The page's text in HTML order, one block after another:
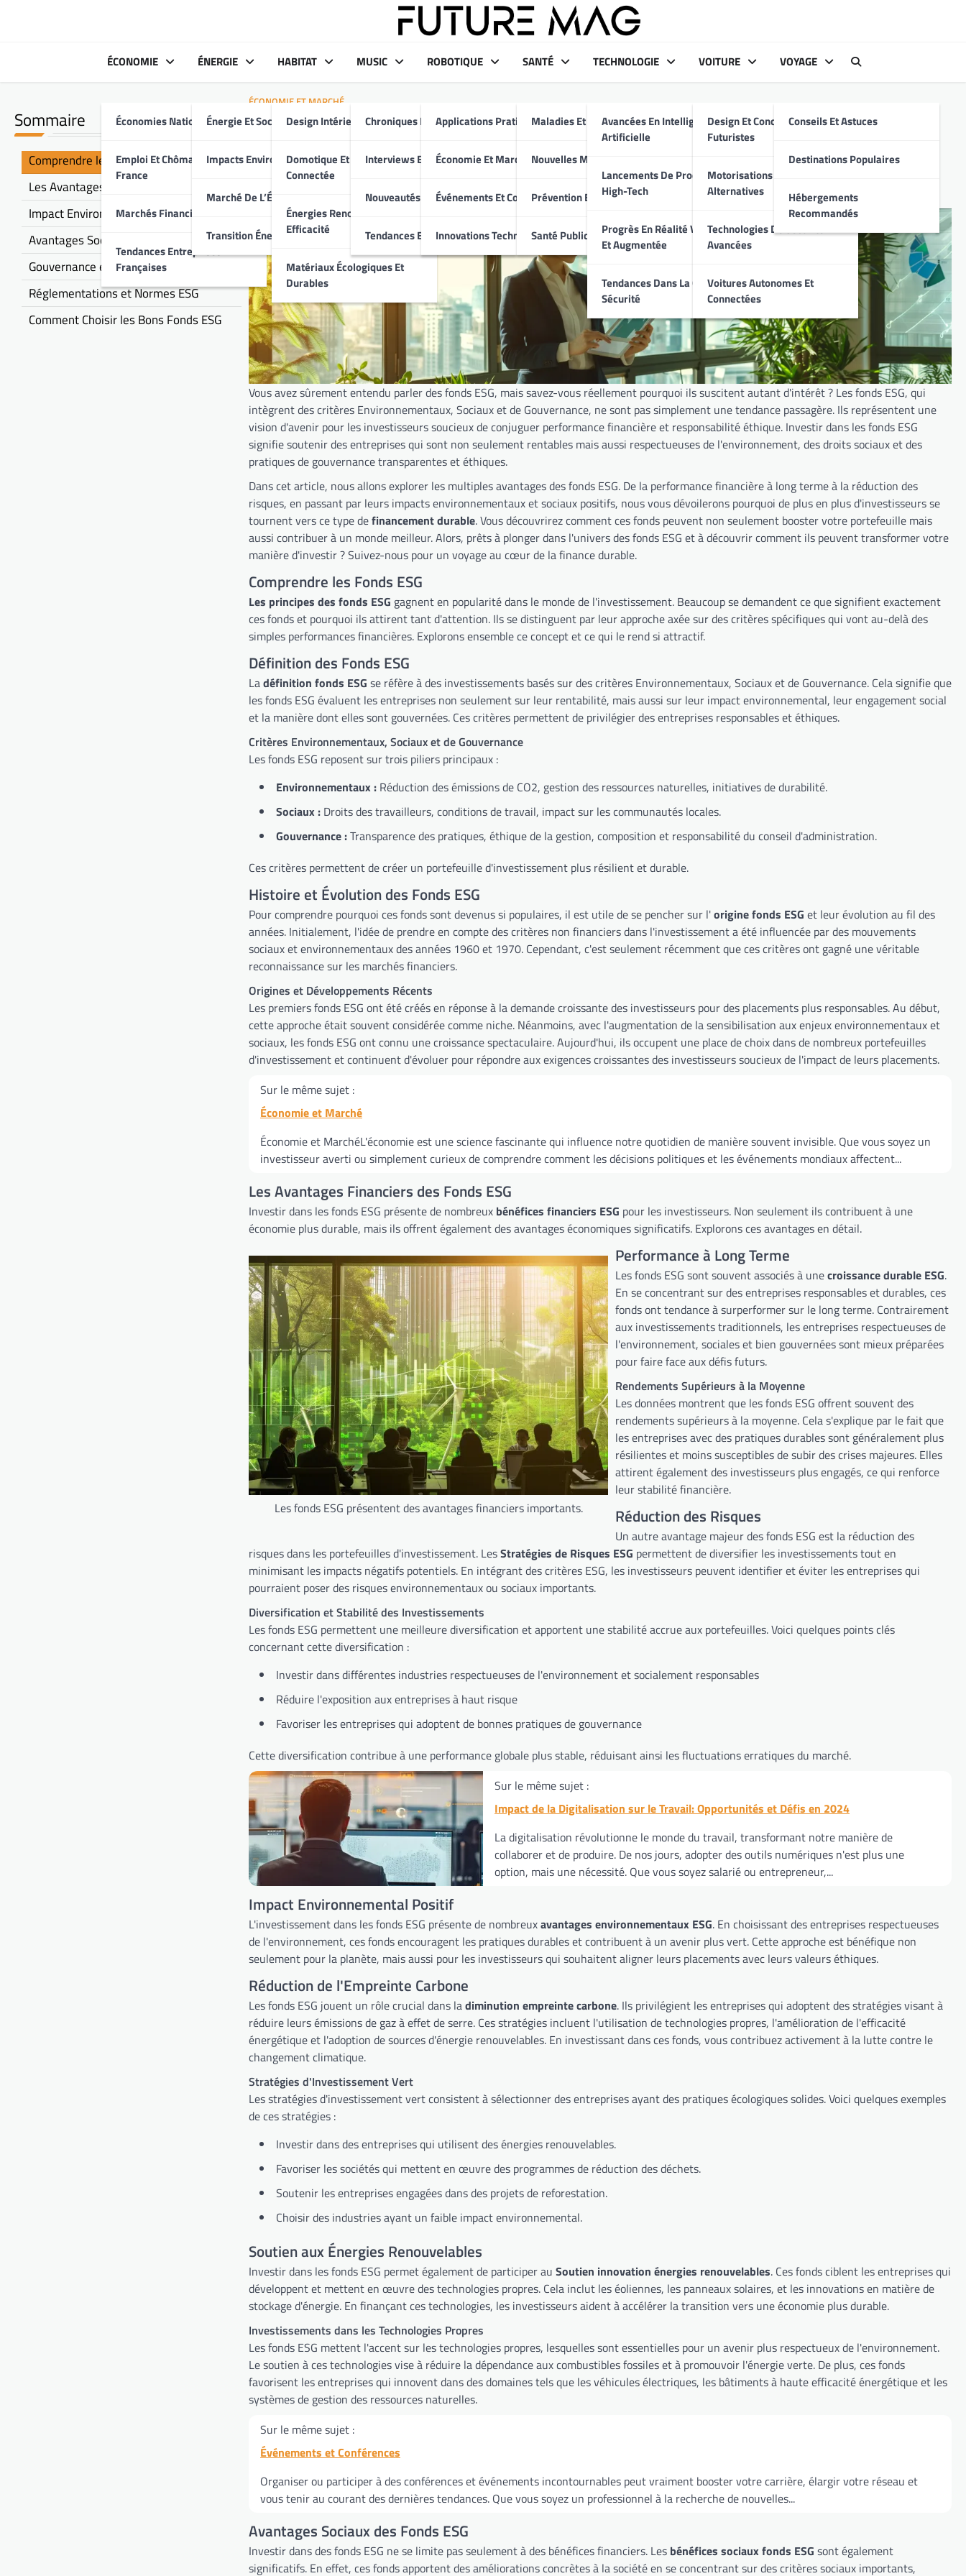
ÉCONOMIE
Économies Nationales
Emploi Et Chômage En
France
Marchés Financiers Français
Tendances Entreprises
Françaises
ÉNERGIE
Énergie Et Société
Impacts Environnementaux
Marché De L’Énergie
Transition Énergétique
HABITAT
Design Intérieur Moderne
Domotique Et Maison
Connectée
Énergies Renouvelables Et
Efficacité
Matériaux Écologiques Et
Durables
MUSIC
Chroniques Et Critiques
Interviews Et Portraits
Nouveautés Musicales
Tendances Et Événements
ROBOTIQUE
Applications Pratiques
Économie Et Marché
Événements Et Conférences
Innovations Technologiques
SANTÉ
Maladies Et Traitements
Nouvelles Médicales
Prévention Et Bien-Être
Santé Publique
TECHNOLOGIE
Avancées En Intelligence
Artificielle
Lancements De Produits
High-Tech
Progrès En Réalité Virtuelle
Et Augmentée
Tendances Dans La Cyber-
Sécurité
VOITURE
Design Et Conception
Futuristes
Motorisations Hybrides Et
Alternatives
Technologies De Sécurité
Avancées
Voitures Autonomes Et
Connectées
VOYAGE
Conseils Et Astuces
Destinations Populaires
Hébergements
Recommandés
ÉCONOMIE ET MARCHÉ
Pourquoi Investir dans les Fonds ESG : Découvrez les
Avantages d’une Finance Durable
Vous avez sûrement entendu parler des fonds ESG, mais savez-vous réellement pourquoi ils suscitent autant d'intérêt ? Les fonds ESG, qui
intègrent des critères Environnementaux, Sociaux et de Gouvernance, ne sont pas simplement une tendance passagère. Ils représentent une
vision d'avenir pour les investisseurs soucieux de conjuguer performance financière et responsabilité éthique. Investir dans les fonds ESG
signifie soutenir des entreprises qui sont non seulement rentables mais aussi respectueuses de l'environnement, des droits sociaux et des
pratiques de gouvernance transparentes et éthiques.
Dans cet article, nous allons explorer les multiples avantages des fonds ESG. De la performance financière à long terme à la réduction des
risques, en passant par leurs impacts environnementaux et sociaux positifs, nous vous dévoilerons pourquoi de plus en plus d'investisseurs se
tournent vers ce type definancement durable. Vous découvrirez comment ces fonds peuvent non seulement booster votre portefeuille mais
aussi contribuer à un monde meilleur. Alors, prêts à plonger dans l'univers des fonds ESG et à découvrir comment ils peuvent transformer votre
manière d'investir ? Suivez-nous pour un voyage au cœur de la finance durable.
Comprendre les Fonds ESG
Les principes des fonds ESG gagnent en popularité dans le monde de l'investissement. Beaucoup se demandent ce que signifient exactement
ces fonds et pourquoi ils attirent tant d'attention. Ils se distinguent par leur approche axée sur des critères spécifiques qui vont au-delà des
simples performances financières. Explorons ensemble ce concept et ce qui le rend si attractif.
Définition des Fonds ESG
Ladéfinition fonds ESG se réfère à des investissements basés sur des critères Environnementaux, Sociaux et de Gouvernance. Cela signifie que
les fonds ESG évaluent les entreprises non seulement sur leur rentabilité, mais aussi sur leur impact environnemental, leur engagement social
et la manière dont elles sont gouvernées. Ces critères permettent de privilégier des entreprises responsables et éthiques.
Critères Environnementaux, Sociaux et de Gouvernance
Les fonds ESG reposent sur trois piliers principaux :
Environnementaux : Réduction des émissions de CO2, gestion des ressources naturelles, initiatives de durabilité.
Sociaux : Droits des travailleurs, conditions de travail, impact sur les communautés locales.
Gouvernance :Transparence des pratiques, éthique de la gestion, composition et responsabilité du conseil d'administration.
Ces critères permettent de créer un portefeuille d'investissement plus résilient et durable.
Histoire et Évolution des Fonds ESG
Pour comprendre pourquoi ces fonds sont devenus si populaires, il est utile de se pencher sur l'origine fonds ESG et leur évolution au fil des
années. Initialement, l'idée de prendre en compte des critères non financiers dans l'investissement a été influencée par des mouvements
sociaux et environnementaux des années 1960 et 1970. Cependant, c'est seulement récemment que ces critères ont gagné une véritable
reconnaissance sur les marchés financiers.
Origines et Développements Récents
Les premiers fonds ESG ont été créés en réponse à la demande croissante des investisseurs pour des placements plus responsables. Au début,
cette approche était souvent considérée comme niche. Néanmoins, avec l'augmentation de la sensibilisation aux enjeux environnementaux et
sociaux, les fonds ESG ont connu une croissance spectaculaire. Aujourd'hui, ils occupent une place de choix dans de nombreux portefeuilles
d'investissement et continuent d'évoluer pour répondre aux exigences croissantes des investisseurs soucieux de l'impact de leurs placements.
Sur le même sujet :
Économie et Marché
Économie et MarchéL'économie est une science fascinante qui influence notre quotidien de manière souvent invisible. Que vous soyez un
investisseur averti ou simplement curieux de comprendre comment les décisions politiques et les événements mondiaux affectent...
Les Avantages Financiers des Fonds ESG
Investir dans les fonds ESG présente de nombreux bénéfices financiers ESG pour les investisseurs. Non seulement ils contribuent à une
économie plus durable, mais ils offrent également des avantages économiques significatifs. Explorons ces avantages en détail.
Les fonds ESG présentent des avantages financiers importants.
Performance à Long Terme
Les fonds ESG sont souvent associés à unecroissance durable ESG.
En se concentrant sur des entreprises responsables et durables, ces
fonds ont tendance à surperformer sur le long terme. Contrairement
aux investissements traditionnels, les entreprises respectueuses de
l'environnement, sociales et bien gouvernées sont mieux préparées
pour faire face aux défis futurs.
Rendements Supérieurs à la Moyenne
Les données montrent que les fonds ESG offrent souvent des
rendements supérieurs à la moyenne. Cela s'explique par le fait que
les entreprises avec des pratiques durables sont généralement plus
résilientes et moins susceptibles de subir des crises majeures. Elles
attirent également des investisseurs plus engagés, ce qui renforce
leur stabilité financière.
Réduction des Risques
Un autre avantage majeur des fonds ESG est la réduction des
risques dans les portefeuilles d'investissement. LesStratégies de Risques ESG permettent de diversifier les investissements tout en
minimisant les impacts négatifs potentiels. En intégrant des critères ESG, les investisseurs peuvent identifier et éviter les entreprises qui
pourraient poser des risques environnementaux ou sociaux importants.
Diversification et Stabilité des Investissements
Les fonds ESG permettent une meilleure diversification et apportent une stabilité accrue aux portefeuilles. Voici quelques points clés
concernant cette diversification :
Investir dans différentes industries respectueuses de l'environnement et socialement responsables
Réduire l'exposition aux entreprises à haut risque
Favoriser les entreprises qui adoptent de bonnes pratiques de gouvernance
Cette diversification contribue à une performance globale plus stable, réduisant ainsi les fluctuations erratiques du marché.
Sur le même sujet :
Impact de la Digitalisation sur le Travail: Opportunités et Défis en 2024
La digitalisation révolutionne le monde du travail, transformant notre manière de
collaborer et de produire. De nos jours, adopter des outils numériques n'est plus une
option, mais une nécessité. Que vous soyez salarié ou entrepreneur,...
Impact Environnemental Positif
L'investissement dans les fonds ESG présente de nombreuxavantages environnementaux ESG. En choisissant des entreprises respectueuses
de l'environnement, ces fonds encouragent les pratiques durables et contribuent à un avenir plus vert. Cette approche est bénéfique non
seulement pour la planète, mais aussi pour les investisseurs qui souhaitent aligner leurs placements avec leurs valeurs éthiques.
Réduction de l'Empreinte Carbone
Les fonds ESG jouent un rôle crucial dans ladiminution empreinte carbone. Ils privilégient les entreprises qui adoptent des stratégies visant à
réduire leurs émissions de gaz à effet de serre. Ces stratégies incluent l'utilisation de technologies propres, l'amélioration de l'efficacité
énergétique et l'adoption de sources d'énergie renouvelables. En investissant dans ces fonds, vous contribuez activement à la lutte contre le
changement climatique.
Stratégies d'Investissement Vert
Les stratégies d'investissement vert consistent à sélectionner des entreprises ayant des pratiques écologiques solides. Voici quelques exemples
de ces stratégies :
Investir dans des entreprises qui utilisent des énergies renouvelables.
Favoriser les sociétés qui mettent en œuvre des programmes de réduction des déchets.
Soutenir les entreprises engagées dans des projets de reforestation.
Choisir des industries ayant un faible impact environnemental.
Soutien aux Énergies Renouvelables
Investir dans les fonds ESG permet également de participer au Soutien innovation énergies renouvelables. Ces fonds ciblent les entreprises qui
développent et mettent en œuvre des technologies propres. Cela inclut les éoliennes, les panneaux solaires, et les innovations en matière de
stockage d'énergie. En finançant ces technologies, les investisseurs aident à accélérer la transition vers une économie plus durable.
Investissements dans les Technologies Propres
Les fonds ESG mettent l'accent sur les technologies propres, lesquelles sont essentielles pour un avenir plus respectueux de l'environnement.
Le soutien à ces technologies vise à réduire la dépendance aux combustibles fossiles et à promouvoir l'énergie verte. De plus, ces fonds
favorisent les entreprises qui innovent dans des domaines tels que les véhicules électriques, les bâtiments à haute efficacité énergétique et les
systèmes de gestion des ressources naturelles.
Sur le même sujet :
Événements et Conférences
Organiser ou participer à des conférences et événements incontournables peut vraiment booster votre carrière, élargir votre réseau et
vous tenir au courant des dernières tendances. Que vous soyez un professionnel à la recherche de nouvelles...
Avantages Sociaux des Fonds ESG
Investir dans des fonds ESG ne se limite pas seulement à des bénéfices financiers. Les bénéfices sociaux fonds ESG sont également
significatifs. En effet, ces fonds apportent des améliorations concrètes à la société en se concentrant sur des critères sociaux importants,
Sommaire
Comprendre les Fonds ESG
Les Avantages Financiers des Fonds ESG
Impact Environnemental Positif
Avantages Sociaux des Fonds ESG
Gouvernance et Transparence
Réglementations et Normes ESG
Comment Choisir les Bons Fonds ESG